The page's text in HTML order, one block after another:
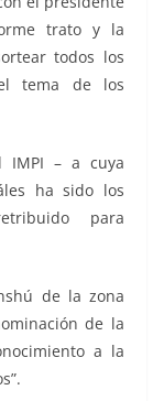
trato y la
todos los
tema de los
IMPI – a cuya
ha sido los
para
de la zona
de la
a la